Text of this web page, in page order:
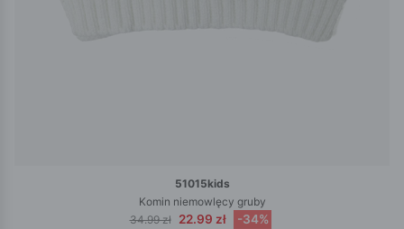
51015kids
Komin niemowlęcy gruby
34.99 zł
22.99 zł -34%